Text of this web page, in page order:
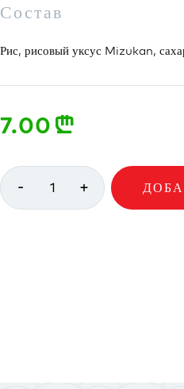
Состав
Рис, рисовый уксус Mizukan,
7.00 n
- 1 +